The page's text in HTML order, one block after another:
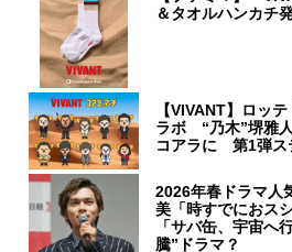
＆タオルハンカチ
【VIVANT】ロッ
ラボ “乃木”堺雅
コアラに 第1弾ス
2026年春ドラマ
美「時すでにおス
「サバ缶、宇宙へ
騰”ドラマ？